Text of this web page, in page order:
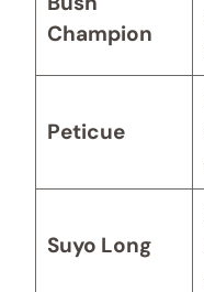
Champion
Peticue
Suyo Long